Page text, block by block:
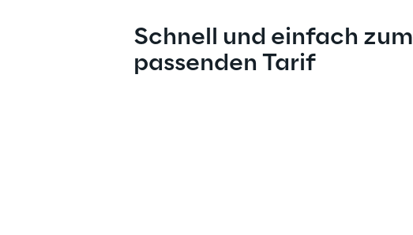
Schnell und einfach zum
passenden Tarif